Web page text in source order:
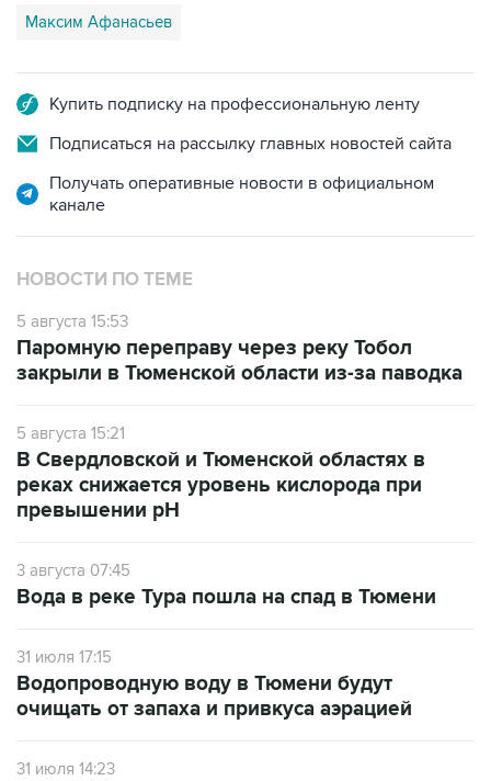
Максим Афанасьев
Купить подписку на профессиональную ленту
Подписаться на рассылку главных новостей сайта
Получать оперативные новости в официальном
канале
НОВОСТИ ПО ТЕМЕ
5 августа 15:53
Паромную переправу через реку Тобол
закрыли в Тюменской области из-за паводка
5 августа 15:21
В Свердловской и Тюменской областях в
реках снижается уровень кислорода при
превышении рН
3 августа 07:45
Вода в реке Тура пошла на спад в Тюмени
31 июля 17:15
Водопроводную воду в Тюмени будут
очищать от запаха и привкуса аэрацией
31 июля 14:23